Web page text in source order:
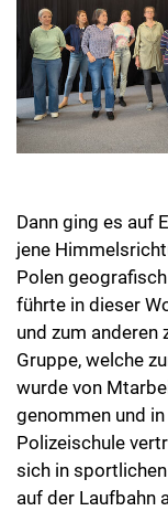
Dann ging es auf
jene
Polen
führte in dieser
und zum anderen
Gruppe, welche
wurde von
genommen und
Polizeischule
sich in
auf der Laufbahn